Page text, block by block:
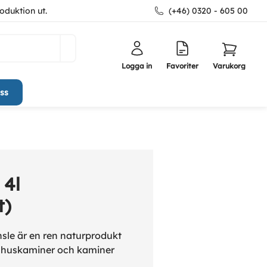
ut. (+46) 0320 - 605 00
Logga in Favoriter Varukorg
4l
är en ren naturprodukt
och kaminer